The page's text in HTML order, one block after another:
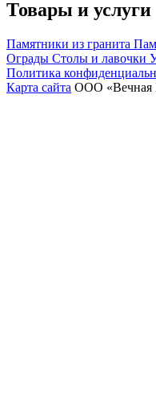
Товары и услуги
Памятники из гранита
Ограды Столы и лавочки
Политика
Карта сайта ООО «Вечная